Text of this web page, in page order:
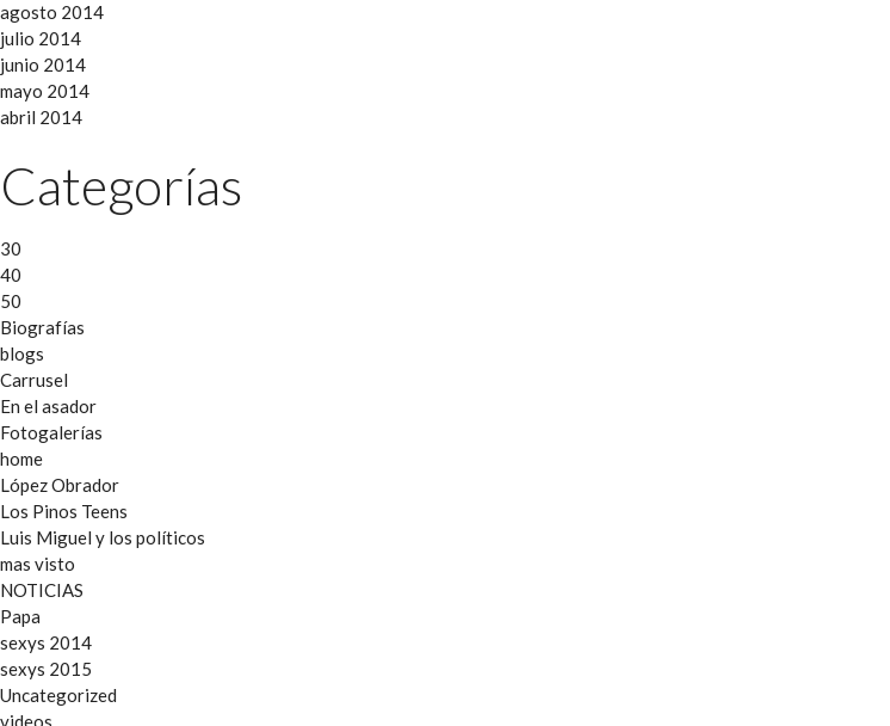
agosto 2014
julio 2014
junio 2014
mayo 2014
abril 2014
Categorías
30
40
50
Biografías
blogs
Carrusel
En el asador
Fotogalerías
home
López Obrador
Los Pinos Teens
Luis Miguel y los políticos
mas visto
NOTICIAS
Papa
sexys 2014
sexys 2015
Uncategorized
videos